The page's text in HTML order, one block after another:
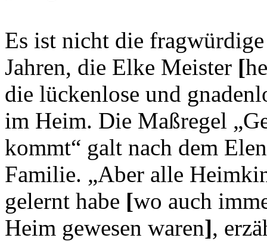
Es ist nicht die
Jahren, die Elke Meister [
die lückenlose und
im Heim. Die Maßregel
kommt“ galt nach dem
Familie. „Aber alle
gelernt habe [wo auch
Heim gewesen waren],